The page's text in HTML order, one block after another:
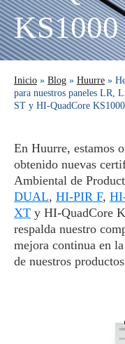
Inicio » Blog » Huurre »
para nuestros paneles
ST y HI-QuadCore
En Huurre, estamos
obtenido nuevas
Ambiental de
DUAL, HI-PIR F,
XT y HI-QuadCore
respalda nuestro
mejora continua en
de nuestros